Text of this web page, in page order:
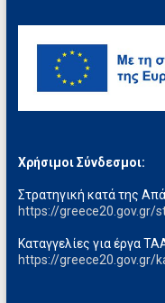
Χρήσιμοι Σύνδεσμοι:
Στρατηγική κατά της
https://greece20.gov.gr/
Καταγγελίες για έργα
https://greece20.gov.gr/